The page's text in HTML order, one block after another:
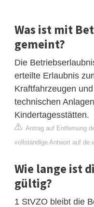
Was ist mit
gemeint?
Die
erteilte Erlaubnis
Kraftfahrzeugen
technischen
Kindertagesstätten.
Antrag auf Entfernung
vollständige Antwort auf
Wie lange ist
gültig?
1 StVZO bleibt die